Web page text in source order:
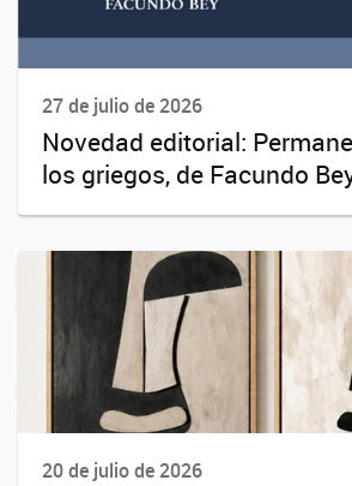
27 de julio de 2026
Novedad editorial:
los griegos, de Facundo
20 de julio de 2026